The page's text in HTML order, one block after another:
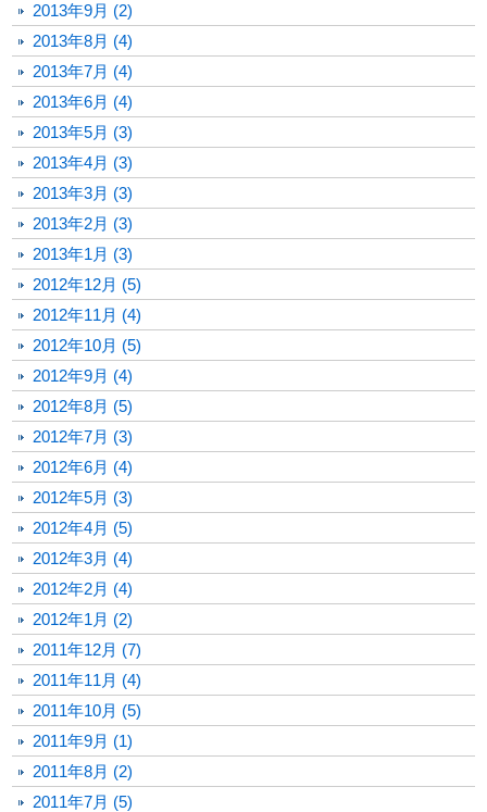
2013年9月 (2)
2013年8月 (4)
2013年7月 (4)
2013年6月 (4)
2013年5月 (3)
2013年4月 (3)
2013年3月 (3)
2013年2月 (3)
2013年1月 (3)
2012年12月 (5)
2012年11月 (4)
2012年10月 (5)
2012年9月 (4)
2012年8月 (5)
2012年7月 (3)
2012年6月 (4)
2012年5月 (3)
2012年4月 (5)
2012年3月 (4)
2012年2月 (4)
2012年1月 (2)
2011年12月 (7)
2011年11月 (4)
2011年10月 (5)
2011年9月 (1)
2011年8月 (2)
2011年7月 (5)